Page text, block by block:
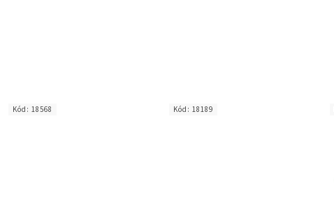
Kód: 18568 Kód: 18189